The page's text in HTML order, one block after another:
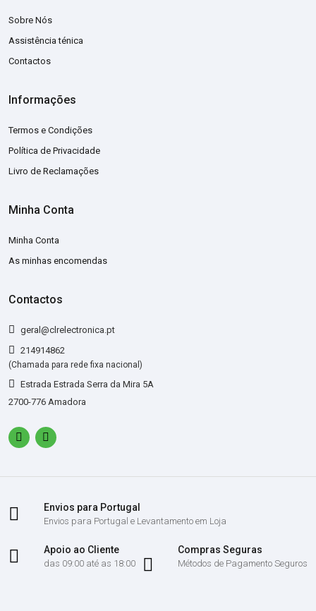
Sobre Nós
Assistência ténica
Contactos
Informações
Termos e Condições
Política de Privacidade
Livro de Reclamações
Minha Conta
Minha Conta
As minhas encomendas
Contactos
geral@clrelectronica.pt
214914862
(Chamada para rede fixa nacional)
Estrada Estrada Serra da Mira 5A
2700-776 Amadora
Envios para Portugal
Envios para Portugal e Levantamento em Loja
Apoio ao Cliente
das 09:00 até as 18:00
Compras Seguras
Métodos de Pagamento Seguros